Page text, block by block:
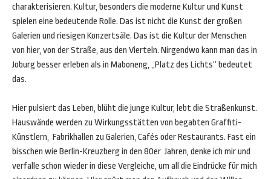
charakterisieren. Kultur, besonders die moderne Kultur und Kunst
spielen eine bedeutende Rolle. Das ist nicht die Kunst der großen
Galerien und riesigen Konzertsäle. Das ist die Kultur der Menschen
von hier, von der Straße, aus den Vierteln. Nirgendwo kann man das in
Joburg besser erleben als in Maboneng, „Platz des Lichts“ bedeutet
das.
Hier pulsiert das Leben, blüht die junge Kultur, lebt die Straßenkunst.
Hauswände werden zu Wirkungsstätten von begabten Graffiti-
Künstlern, Fabrikhallen zu Galerien, Cafés oder Restaurants. Fast ein
bisschen wie Berlin-Kreuzberg in den 80er Jahren, denke ich mir und
verfalle schon wieder in diese Vergleiche, um all die Eindrücke für mich